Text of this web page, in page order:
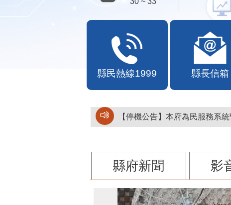
縣民熱線1999 縣長信箱
【停機公告】本府為民服務系
縣府新聞 影